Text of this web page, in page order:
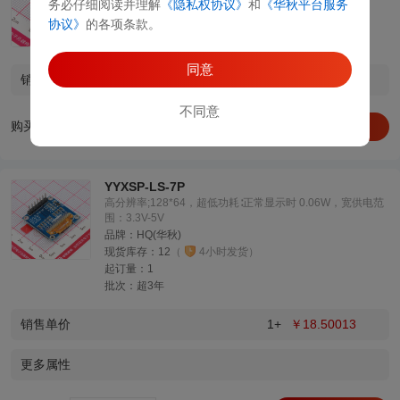
现货库存：40（
4小时发货）
起订量： 1
销售单价 ￥24.89592
购买数量
YYXSP-LS-7P
高分辨率;128*64，超低功耗∶正常显示时 0.06W，宽供电范
围：3.3V-5V
品牌： HQ(华秋)
现货库存： 12 （
4小时发货）
起订量： 1
批次： 超3年
销售单价 1+ ￥18.50013
更多属性
务必仔细阅读并理解《隐私权协议》 和 《华秋平台服务
协议》 的各项条款。
同意
不同意